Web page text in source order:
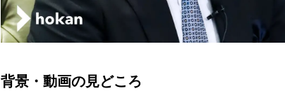
背景・動画の見どころ